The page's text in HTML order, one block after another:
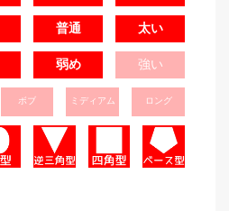
普通 太い
弱め 強い
ボブ ミディアム ロング